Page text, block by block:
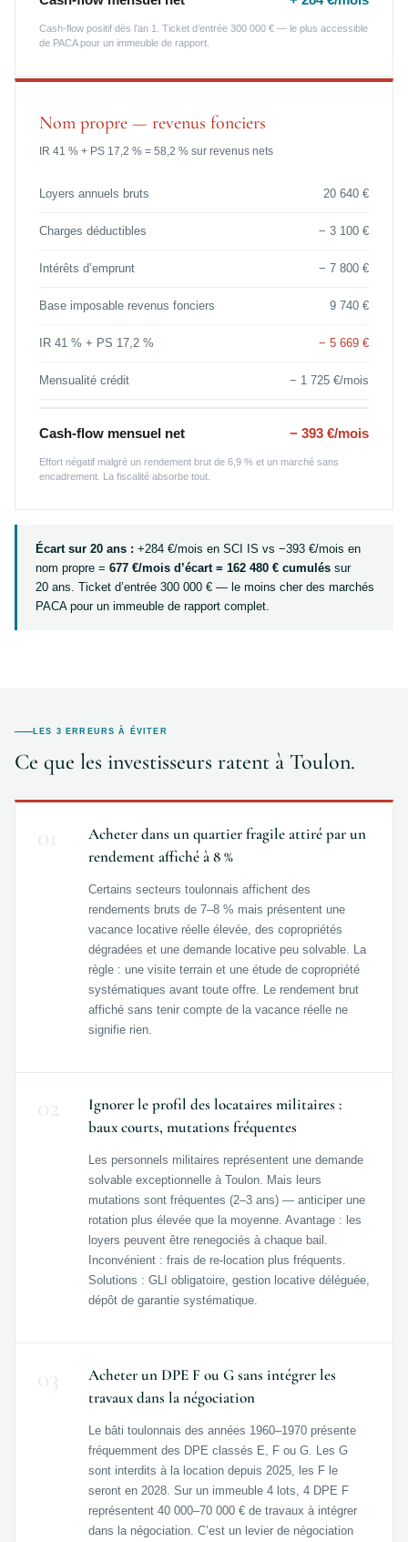
Cash-flow positif dès l’an 1. Ticket d’entrée 300 000 € — le plus accessible
de PACA pour un immeuble de rapport.
Nom propre — revenus fonciers
IR 41 % + PS 17,2 % = 58,2 % sur revenus nets
Loyers annuels bruts 20 640 €
Charges déductibles − 3 100 €
Intérêts d’emprunt − 7 800 €
Base imposable revenus fonciers 9 740 €
IR 41 % + PS 17,2 % − 5 669 €
Mensualité crédit − 1 725 €/mois
Cash-flow mensuel net − 393 €/mois
Effort négatif malgré un rendement brut de 6,9 % et un marché sans
encadrement. La fiscalité absorbe tout.
Écart sur 20 ans : +284 €/mois en SCI IS vs −393 €/mois en
nom propre = 677 €/mois d’écart = 162 480 € cumulés sur
20 ans. Ticket d’entrée 300 000 € — le moins cher des marchés
PACA pour un immeuble de rapport complet.
LES 3 ERREURS À ÉVITER
Ce que les investisseurs ratent à Toulon.
01
Acheter dans un quartier fragile attiré par un
rendement affiché à 8 %
Certains secteurs toulonnais affichent des
rendements bruts de 7–8 % mais présentent une
vacance locative réelle élevée, des copropriétés
dégradées et une demande locative peu solvable. La
règle : une visite terrain et une étude de copropriété
systématiques avant toute offre. Le rendement brut
affiché sans tenir compte de la vacance réelle ne
signifie rien.
02
Ignorer le profil des locataires militaires :
baux courts, mutations fréquentes
Les personnels militaires représentent une demande
solvable exceptionnelle à Toulon. Mais leurs
mutations sont fréquentes (2–3 ans) — anticiper une
rotation plus élevée que la moyenne. Avantage : les
loyers peuvent être renegociés à chaque bail.
Inconvénient : frais de re-location plus fréquents.
Solutions : GLI obligatoire, gestion locative déléguée,
dépôt de garantie systématique.
03
Acheter un DPE F ou G sans intégrer les
travaux dans la négociation
Le bâti toulonnais des années 1960–1970 présente
fréquemment des DPE classés E, F ou G. Les G
sont interdits à la location depuis 2025, les F le
seront en 2028. Sur un immeuble 4 lots, 4 DPE F
représentent 40 000–70 000 € de travaux à intégrer
dans la négociation. C’est un levier de négociation